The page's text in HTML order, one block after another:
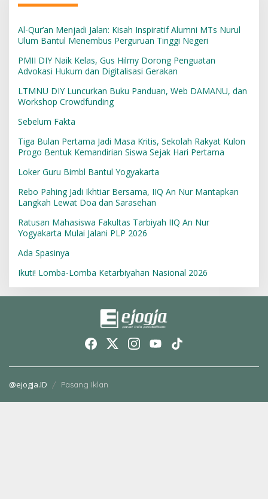
Al-Qur’an Menjadi Jalan: Kisah Inspiratif Alumni MTs Nurul
Ulum Bantul Menembus Perguruan Tinggi Negeri
PMII DIY Naik Kelas, Gus Hilmy Dorong Penguatan
Advokasi Hukum dan Digitalisasi Gerakan
LTMNU DIY Luncurkan Buku Panduan, Web DAMANU, dan
Workshop Crowdfunding
Sebelum Fakta
Tiga Bulan Pertama Jadi Masa Kritis, Sekolah Rakyat Kulon
Progo Bentuk Kemandirian Siswa Sejak Hari Pertama
Loker Guru Bimbl Bantul Yogyakarta
Rebo Pahing Jadi Ikhtiar Bersama, IIQ An Nur Mantapkan
Langkah Lewat Doa dan Sarasehan
Ratusan Mahasiswa Fakultas Tarbiyah IIQ An Nur
Yogyakarta Mulai Jalani PLP 2026
Ada Spasinya
Ikuti! Lomba-Lomba Ketarbiyahan Nasional 2026
@ejogja.ID Pasang Iklan